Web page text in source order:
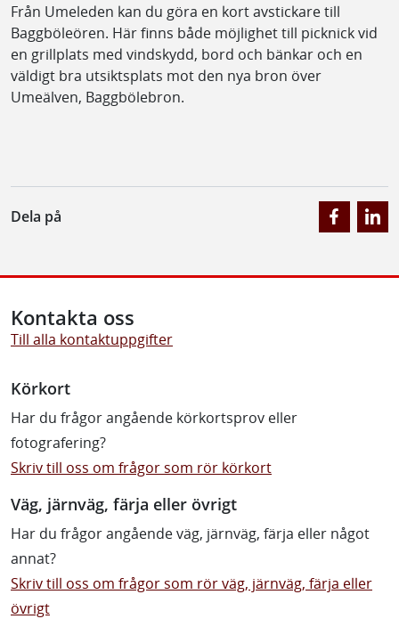
Från Umeleden kan du göra en kort avstickare till
Baggböleören. Här finns både möjlighet till picknick vid
en grillplats med vindskydd, bord och bänkar och en
väldigt bra utsiktsplats mot den nya bron över
Umeälven, Baggbölebron.
Dela på
Kontakta oss
Till alla kontaktuppgifter
Körkort
Har du frågor angående körkortsprov eller
fotografering?
Skriv till oss om frågor som rör körkort
Väg, järnväg, färja eller övrigt
Har du frågor angående väg, järnväg, färja eller något
annat?
Skriv till oss om frågor som rör väg, järnväg, färja eller
övrigt